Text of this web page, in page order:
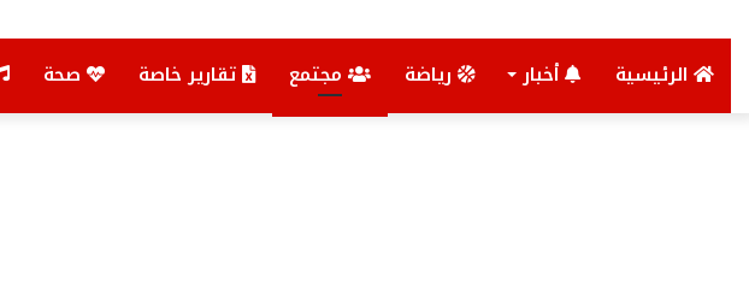
الرئيسية أخبار رياضة مجتمع تقارير خاصة صحة